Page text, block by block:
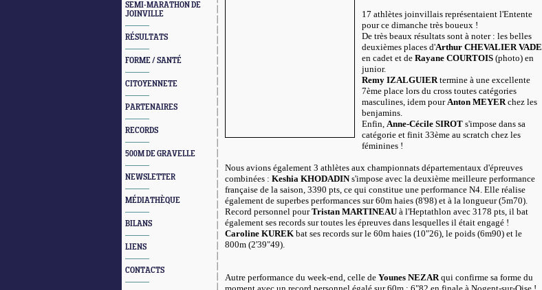
SEMI-MARATHON DE
JOINVILLE
RÉSULTATS
FORME / SANTÉ
CITOYENNETE
PARTENAIRES
RECORDS
500M DE GRAVELLE
NEWSLETTER
MÉDIATHÈQUE
BILANS
LIENS
CONTACTS
17 athlètes joinvillais représentaient l'Entente
pour ce dimanche très boueux !
De très beaux résultats sont à noter : les belles
deuxièmes places d'Arthur CHEVALIER VADE
en cadet et de Rayane COURTOIS (photo) en
junior.
Remy IZALGUIERtermine à une excellente
7ème place lors du cross toutes catégories
masculines, idem pourAnton MEYERchez les
benjamins.
Enfin, Anne-Cécile SIROT s'impose dans sa
catégorie et finit 33ème au scratch chez les
féminines !
Nous avions également 3 athlètes aux championnats départementaux d'épreuves
combinées : Keshia KHODADINs'impose avec la deuxième meilleure performance
française de la saison, 3390 pts, ce qui constitue une performance N4. Elle réalise
également de superbes performances sur 60m haies (8'98) et à la longueur (5m70).
Record personnel pourTristan MARTINEAU à l'Heptathlon avec 3178 pts, il bat
également ses records sur toutes les épreuves dans lesquelles il était engagé !
Caroline KUREK bat ses records sur le 60m haies (10"26), le poids (6m90) et le
800m (2'39"49).
Autre performance du week-end, celle de Younes NEZARqui confirme sa forme du